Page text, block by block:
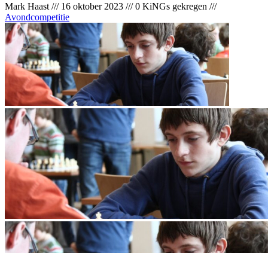
Mark Haast /// 16 oktober 2023 ///0 KiNGs gekregen ///
Avondcompetitie